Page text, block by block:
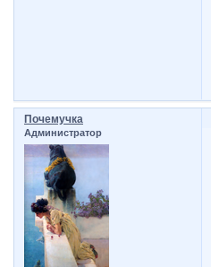
Почемучка
Администратор